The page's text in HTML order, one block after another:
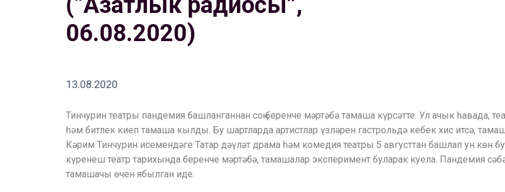
06.08.2020)
13.08.2020
Тинчурин театры пандемия башланганнан соң беренче мәртәбә тамаша күрсәтте. Ул ачык һавада,
һәм битлек киеп тамаша кылды. Бу шартларда артистлар үзләрен гастрольдә кебек хис итсә,
Кәрим Тинчурин исемендәге Татар дәүләт драма һәм комедия театры 5 августтан башлап ун көн
күренеш театр тарихында беренче мәртәбә, тамашалар эксперимент буларак куела. Пандемия
тамашачы өчен ябылган иде.